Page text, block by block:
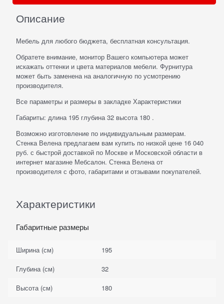
Описание
Мебель для любого бюджета, бесплатная консультация.
Обратете внимание, монитор Вашего компьютера может
искажать оттенки и цвета материалов мебели. Фурнитура
может быть заменена на аналогичную по усмотрению
производителя.
Все параметры и размеры в закладке Характеристики
Габариты: длина 195 глубина 32 высота 180 .
Возможно изготовление по индивидуальным размерам.
Стенка Велена предлагаем вам купить по низкой цене 16 040
руб. с быстрой доставкой по Москве и Московской области в
интернет магазине Мебсалон. Стенка Велена от
производителя с фото, габаритами и отзывами покупателей.
Характеристики
Габаритные размеры
Ширина (см)
195
Глубина (см)
32
Высота (см)
180